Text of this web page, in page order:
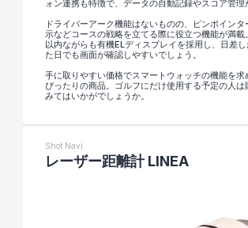
ォン連携も特徴で、データの自動記録やスコア管理
ドライバーアーク機能はないものの、ピンポイン
示などコースの戦略を立てる際に役立つ機能が満載
以内ながらも有機ELディスプレイを採用し、日差
た日でも画面が確認しやすいでしょう。
手に取りやすい価格でスマートウォッチの機能を求
ぴったりの商品。ゴルフにだけ使用する予定の人は
みてはいかがでしょうか。
Shot Navi
レーザー距離計 LINEA